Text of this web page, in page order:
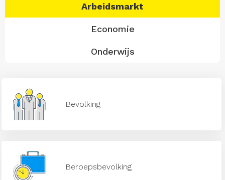
Arbeidsmarkt
Economie
Onderwijs
Bevolking
Beroepsbevolking